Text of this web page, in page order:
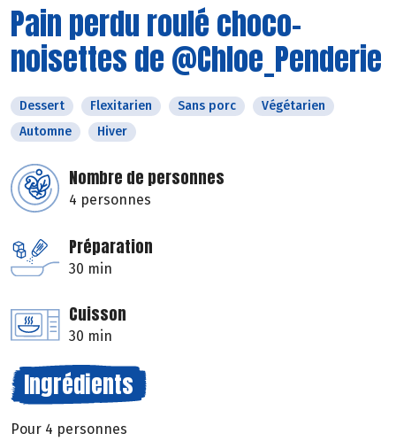
Pain perdu roulé choco-
noisettes de @Chloe_Penderie
Dessert Flexitarien Sans porc
Végétarien
Automne
Hiver
Nombre de personnes
4 personnes
Préparation
30 min
Cuisson
30 min
Ingrédients
Pour 4 personnes